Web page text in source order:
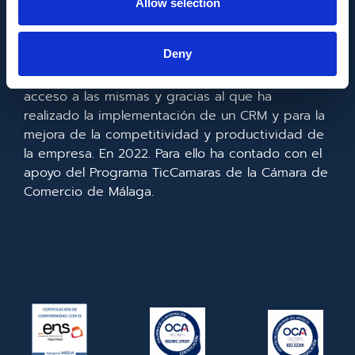
Allow selection
Deny
Metadata SL ha sido beneficiaria del Fondo
mejorar el uso y la calidad de las tecnologías de
la información y de las comunicaciones y el
acceso a las mismas y gracias al que ha
realizado la implementación de un CRM y para la
mejora de la competitividad y productividad de
la empresa. En 2022. Para ello ha contado con el
apoyo del Programa TicCamaras de la Cámara de
Comercio de Málaga.